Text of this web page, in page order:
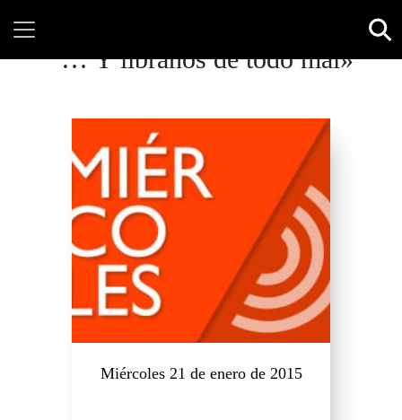
“… Y líbranos de todo mal»
Miércoles 21 de enero de 2015